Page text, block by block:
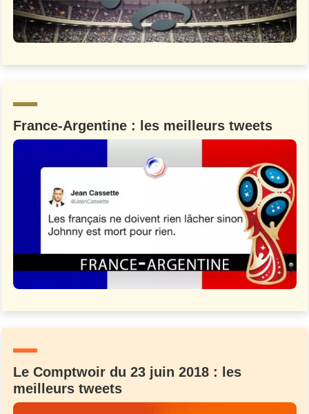
France-Argentine : les meilleurs tweets
Le Comptwoir du 23 juin 2018 : les
meilleurs tweets